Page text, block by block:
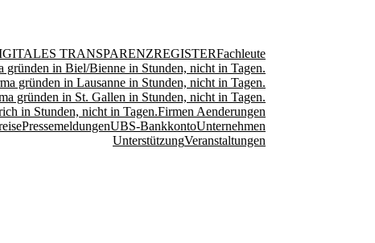
TRANSPARENZREGISTERFachleute
gründen in Biel/Bienne in Stunden, nicht in Tagen.
gründen in Lausanne in Stunden, nicht in Tagen.
gründen in St. Gallen in Stunden, nicht in Tagen.
in Stunden, nicht in Tagen.Firmen Aenderungen
PressemeldungenUBS-BankkontoUnternehmen
UnterstützungVeranstaltungen